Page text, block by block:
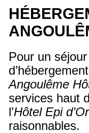
Pour un
Angoulême
services haut
l’Hôtel Epi d’Or
raisonnables.